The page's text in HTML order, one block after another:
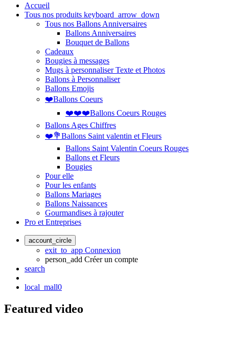
Accueil
Tous nos produits keyboard_arrow_down
Tous nos Ballons Anniversaires
Ballons Anniversaires
Bouquet de Ballons
Cadeaux
Bougies à messages
Mugs à personnaliser Texte et Photos
Ballons à Personnaliser
Ballons Emojis
❤️Ballons Coeurs
❤️❤️❤️Ballons Coeurs Rouges
Ballons Ages Chiffres
❤️💐Ballons Saint valentin et Fleurs
Ballons Saint Valentin Coeurs Rouges
Ballons et Fleurs
Bougies
Pour elle
Pour les enfants
Ballons Mariages
Ballons Naissances
Gourmandises à rajouter
Pro et Entreprises
account_circle
exit_to_app Connexion
person_add Créer un compte
search
local_mall0
Featured video